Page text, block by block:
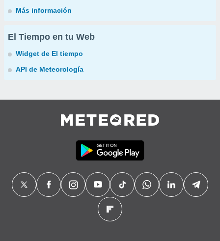
Más información
El Tiempo en tu Web
Widget de El tiempo
API de Meteorología